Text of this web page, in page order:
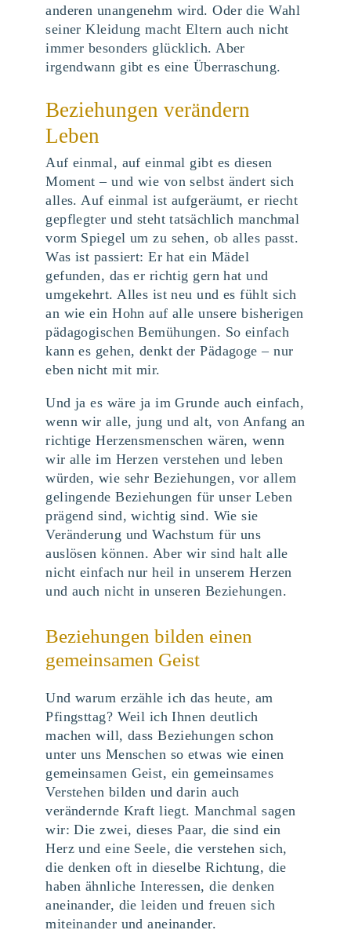
anderen unangenehm wird. Oder die Wahl
seiner Kleidung macht Eltern auch nicht
immer besonders glücklich. Aber
irgendwann gibt es eine Überraschung.
Beziehungen verändern
Leben
Auf einmal, auf einmal gibt es diesen
Moment – und wie von selbst ändert sich
alles. Auf einmal ist aufgeräumt, er riecht
gepflegter und steht tatsächlich manchmal
vorm Spiegel um zu sehen, ob alles passt.
Was ist passiert: Er hat ein Mädel
gefunden, das er richtig gern hat und
umgekehrt. Alles ist neu und es fühlt sich
an wie ein Hohn auf alle unsere bisherigen
pädagogischen Bemühungen. So einfach
kann es gehen, denkt der Pädagoge – nur
eben nicht mit mir.
Und ja es wäre ja im Grunde auch einfach,
wenn wir alle, jung und alt, von Anfang an
richtige Herzensmenschen wären, wenn
wir alle im Herzen verstehen und leben
würden, wie sehr Beziehungen, vor allem
gelingende Beziehungen für unser Leben
prägend sind, wichtig sind. Wie sie
Veränderung und Wachstum für uns
auslösen können. Aber wir sind halt alle
nicht einfach nur heil in unserem Herzen
und auch nicht in unseren Beziehungen.
Beziehungen bilden einen
gemeinsamen Geist
Und warum erzähle ich das heute, am
Pfingsttag? Weil ich Ihnen deutlich
machen will, dass Beziehungen schon
unter uns Menschen so etwas wie einen
gemeinsamen Geist, ein gemeinsames
Verstehen bilden und darin auch
verändernde Kraft liegt. Manchmal sagen
wir: Die zwei, dieses Paar, die sind ein
Herz und eine Seele, die verstehen sich,
die denken oft in dieselbe Richtung, die
haben ähnliche Interessen, die denken
aneinander, die leiden und freuen sich
miteinander und aneinander.